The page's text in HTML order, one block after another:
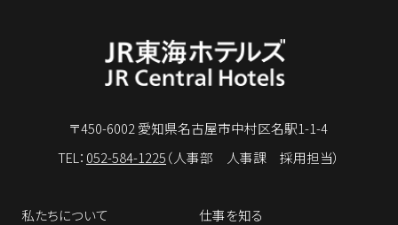
〒450-6002 愛知県名古屋市中村区名駅1-1-4
TEL： 052-584-1225（人事部 人事課 採用担当）
私たちについて
仕事を知る